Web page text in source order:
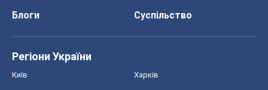
Блоги
Суспільство
Регіони України
Київ Харків